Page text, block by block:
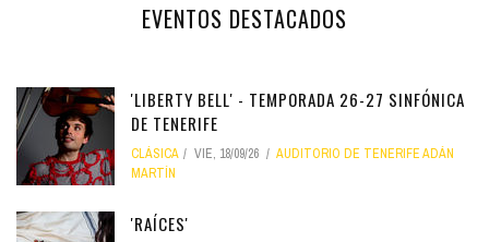
EVENTOS DESTACADOS
'LIBERTY BELL' - TEMPORADA 26-27 SINFÓNICA
DE TENERIFE
CLÁSICA VIE, 18/09/26
AUDITORIO DE TENERIFE ADÁN
MARTÍN
'RAÍCES'